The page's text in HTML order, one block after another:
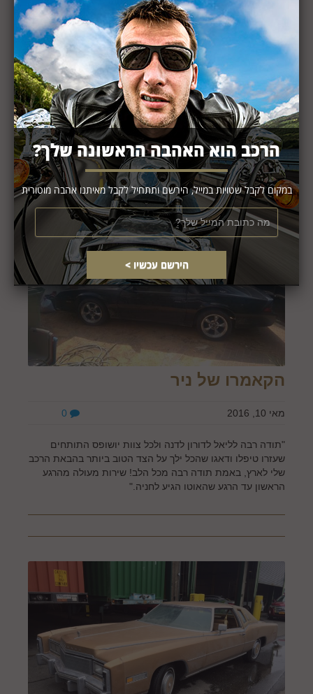
0
"קיבלתי את האופנוע לפני מספר שבועות, בימים האחרונים
קיבלתי חלפים שהזמנתי ועכשיו אני משפץ את האופנוע, בסוף
השבוע אני אצא לסיבוב ראשון. בחרתי את האופנוע הזה כי אני
אוהב אופנועי הרלי דודיסון. אני רוכב בעיקר בסופי שבוע וחגים,
אחד היתרונות באופנוע אספנות הוא שעלות הביטוח נמוכה
מאוד, כך אני יכול ...
קרא עוד
הקאמרו של ניר
מאי 10, 2016
"תודה רבה לליאל לדורון לדנה ולכל צוות יושופס התותחים
שעזרו טיפלו ודאגו שהכל ילך על הצד הטוב ביותר בהבאת הרכב
שלי לארץ, באמת תודה רבה מכל הלב! שירות מעולה מהרגע
הראשון עד הרגע שהאוטו הגיע לחניה."
הרכב הוא האהבה הראשונה שלך?
במקום לקבל שטויות במייל, הירשם ותתחיל לקבל מאיתנו אהבה מוטורית